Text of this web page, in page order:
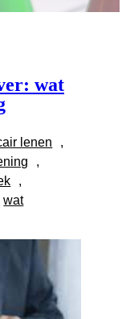
wat
lenen
wat